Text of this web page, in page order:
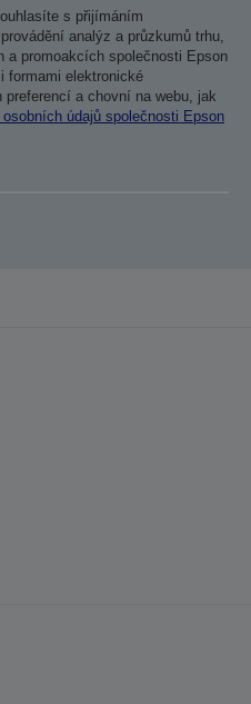
s přijímáním
analýz a průzkumů trhu,
a promoakcích společnosti Epson
formami elektronické
a chovní na webu, jak
údajů společnosti Epson